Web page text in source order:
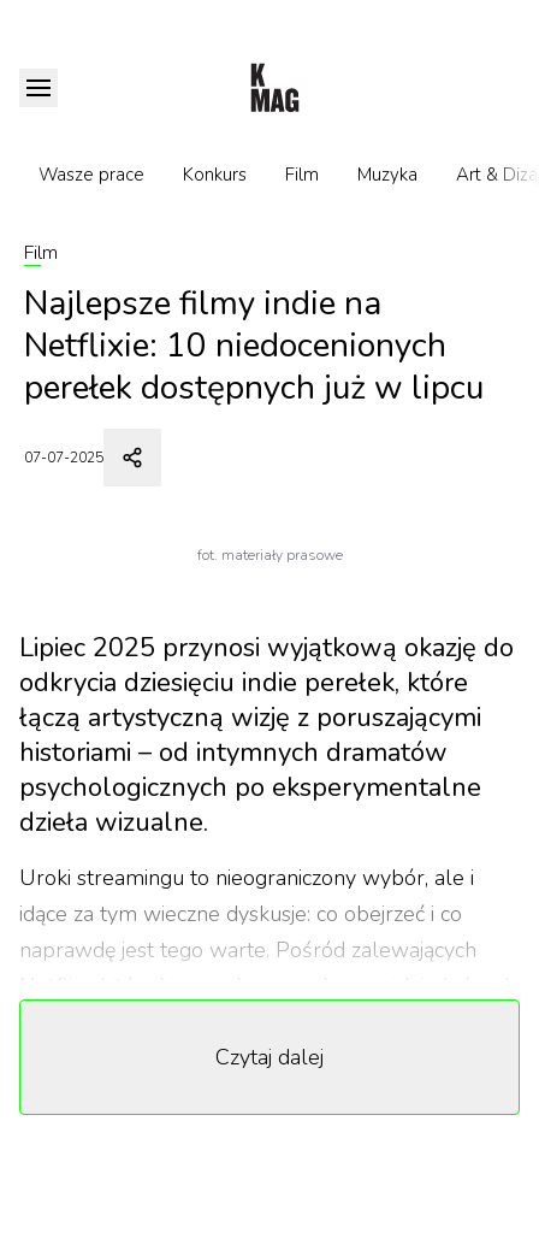
Wasze prace Konkurs Film Muzyka Art &
Film
Najlepsze filmy indie na
Netflixie: 10 niedocenionych
perełek dostępnych już w lipcu
07-07-2025
fot. materiały prasowe
Lipiec 2025 przynosi wyjątkową okazję do
odkrycia dziesięciu indie perełek, które
łączą artystyczną wizję z poruszającymi
historiami – od intymnych dramatów
psychologicznych po eksperymentalne
dzieła wizualne.
Uroki streamingu to nieograniczony wybór, ale i
idące za tym wieczne dyskusje: co obejrzeć i co
naprawdę jest tego warte. Pośród zalewających
Netflixa hitów kinowych, znanych nazwisk i głośnych
czekają też nagradzane, ale nie tak głośne filmy.
Czytaj dalej